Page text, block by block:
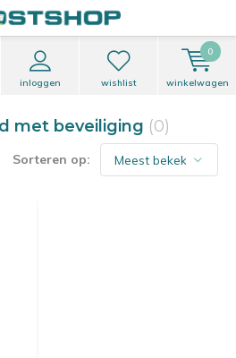
inloggen wishlist winkelwagen
0
met beveiliging (0)
Sorteren op: